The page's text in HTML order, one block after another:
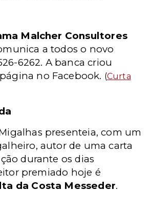
Malcher Consultores
a todos o novo
6262. A banca criou
no Facebook. (Curta
presenteia, com um
autor de uma carta
durante os dias
premiado hoje é
da Costa Messeder.